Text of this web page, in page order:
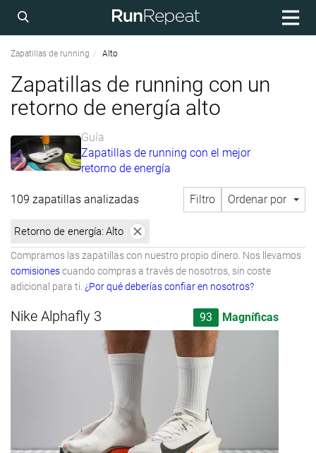
Zapatillas de running Alto
Zapatillas de running con un
retorno de energía alto
Guía
Zapatillas de running con el mejor
retorno de energía
109 zapatillas analizadas Filtro Ordenar por
Retorno de energía: Alto
Compramos las zapatillas con nuestro propio dinero. Nos llevamos
comisionescuando compras a través de nosotros, sin coste
adicional para ti. ¿Por qué deberías confiar en nosotros?
Nike Alphafly 3 93 Magníficas